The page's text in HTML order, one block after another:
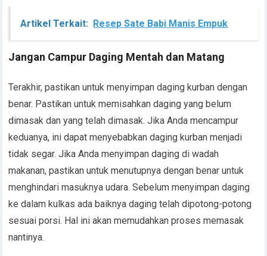
Artikel Terkait: Resep Sate Babi Manis Empuk
Jangan Campur Daging Mentah dan Matang
Terakhir, pastikan untuk menyimpan daging kurban dengan
benar. Pastikan untuk memisahkan daging yang belum
dimasak dan yang telah dimasak. Jika Anda mencampur
keduanya, ini dapat menyebabkan daging kurban menjadi
tidak segar. Jika Anda menyimpan daging di wadah
makanan, pastikan untuk menutupnya dengan benar untuk
menghindari masuknya udara. Sebelum menyimpan daging
ke dalam kulkas ada baiknya daging telah dipotong-potong
sesuai porsi. Hal ini akan memudahkan proses memasak
nantinya.